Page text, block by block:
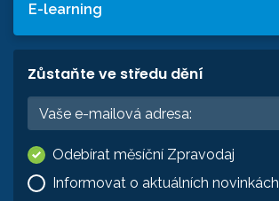
E-learning
Zůstaňte ve středu dění
Odebírat měsíční Zpravodaj
Informovat o aktuálních novinkách